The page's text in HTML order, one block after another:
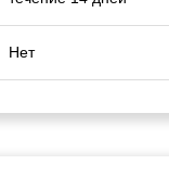
Нет